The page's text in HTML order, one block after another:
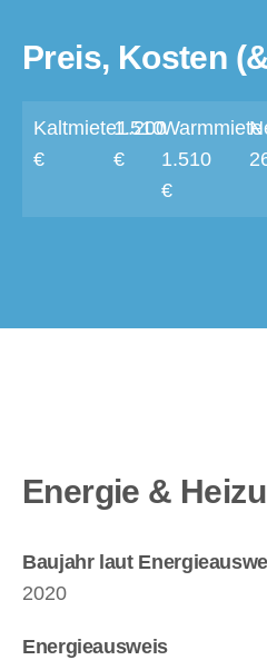
Preis, Kosten
Kaltmiete1.200
€
1.510
€
Warmmiete
1.510
€
Energie &
Baujahr laut
2020
Energieausweis